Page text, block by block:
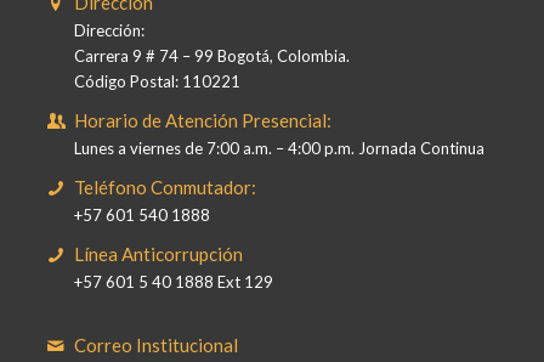
Dirección:
Carrera 9 # 74 – 99 Bogotá, Colombia.
Código Postal: 110221
Horario de Atención Presencial:
Lunes a viernes de 7:00 a.m. – 4:00 p.m. Jornada Continua
Teléfono Conmutador:
+57 601 540 1888
Línea Anticorrupción
+57 601 5 40 1888 Ext 129
Correo Institucional